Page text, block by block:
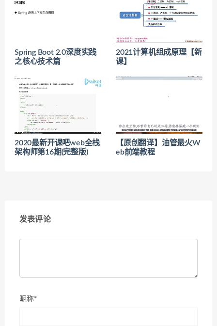
Spring Boot 2.0深度实践
之核心技术篇
2021计算机组成原理【新
课】
2020最新开课吧web全栈
架构师第16期(完整版)
【原创翻译】油管最火W
eb前端教程
发表评论
昵称*